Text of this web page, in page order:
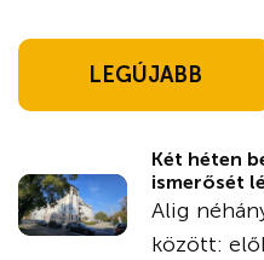
LEGÚJABB
Két héten
ismerősét
Alig
között: